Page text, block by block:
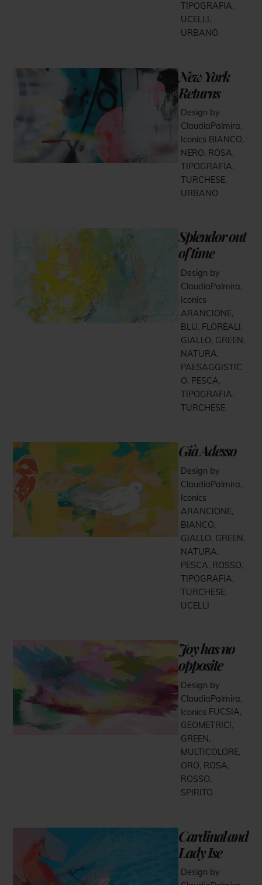
TIPOGRAFIA,
UCELLI ,
URBANO
New York
Returns
Design by
ClaudiaPalmira,
Iconics BIANCO,
NERO, ROSA,
TIPOGRAFIA,
TURCHESE,
URBANO
Splendor out
of time
Design by
ClaudiaPalmira,
Iconics
ARANCIONE,
BLU, FLOREALI,
GIALLO, GREEN,
NATURA,
PAESAGGISTIC
O, PESCA,
TIPOGRAFIA,
TURCHESE
Già Adesso
Design by
ClaudiaPalmira,
Iconics
ARANCIONE,
BIANCO,
GIALLO, GREEN,
NATURA,
PESCA, ROSSO,
TIPOGRAFIA,
TURCHESE,
UCELLI
Joy has no
opposite
Design by
ClaudiaPalmira,
Iconics FUCSIA,
GEOMETRICI ,
GREEN ,
MULTICOLORE,
ORO, ROSA,
ROSSO,
SPIRITO
Cardinal and
Lady Ise
Design by